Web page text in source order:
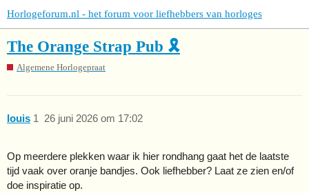
Horlogeforum.nl - het forum voor liefhebbers van horloges
The Orange Strap Pub 🎗️
Algemene Horlogepraat
louis 26 juni 2026 om 17:02
1
Op meerdere plekken waar ik hier rondhang gaat het de laatste
tijd vaak over oranje bandjes. Ook liefhebber? Laat ze zien en/of
doe inspiratie op.